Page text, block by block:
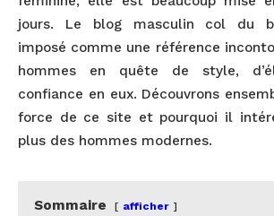
jours. Le blog masculin col du
imposé comme une référence
hommes en quête de style,
confiance en eux. Découvrons
force de ce site et pourquoi il
plus des hommes modernes.
Sommaire afficher